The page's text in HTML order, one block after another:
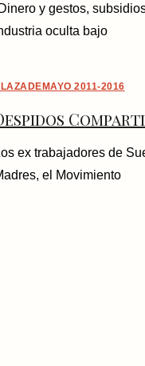
y gestos,
oculta bajo
2011-2016
ex trabajadores de
el Movimiento